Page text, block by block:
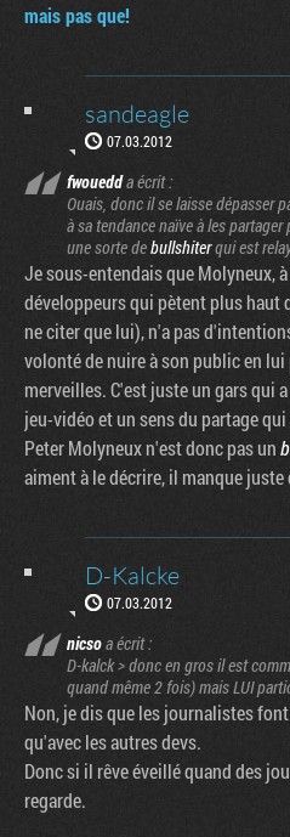
mais pas que!
sandeagle
07.03.2012
fwouedda écrit :
Ouais, donc il se laisse dépasser
à sa tendance naïve à les
une sorte debullshiterqui est
Je sous-entendais que Molyneux,
développeurs qui pètent plus haut
ne citer que lui), n'a pas
volonté de nuire à son public en
merveilles. C'est juste un gars qui
jeu-vidéo et un sens du partage
Peter Molyneux n'est donc pas un
aiment à le décrire, il manque juste
D-Kalcke
07.03.2012
nicsoa écrit :
D-kalck > donc en gros il est
quand même 2 fois) mais LUI
Non, je dis que les journalistes
qu'avec les autres devs.
Donc si il rêve éveillé quand des
regarde.